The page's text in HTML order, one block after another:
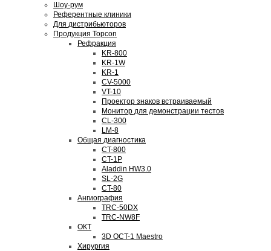
Шоу-рум
Референтные клиники
Для дистрибьюторов
Продукция Topcon
Рефракция
KR-800
KR-1W
KR-1
CV-5000
VT-10
Проектор знаков встраиваемый
Монитор для демонстрации тестов
CL-300
LM-8
Общая диагностика
CT-800
CT-1P
Aladdin HW3.0
SL-2G
CT-80
Ангиография
TRC-50DX
TRC-NW8F
ОКТ
3D OCT-1 Maestro
Хирургия